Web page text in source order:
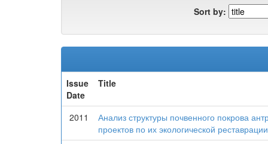
Sort by:
Issue
Date
Title
2011
Анализ структуры почвенного покрова
проектов по их экологической